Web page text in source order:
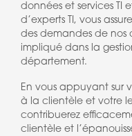
données et services
d’experts TI, vous
des demandes de
impliqué dans la
département.
En vous appuyant sur
à la clientèle et votre
contribuerez
clientèle et